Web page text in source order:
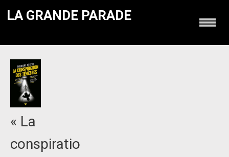
LA GRANDE PARADE
« La
conspiratio